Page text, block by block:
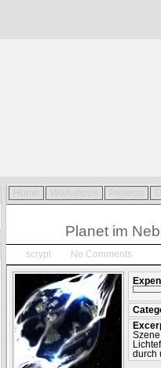
Planet im
scrypt No Comments
durch